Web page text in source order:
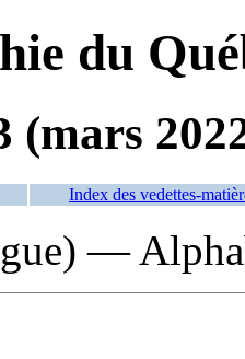
du
(mars
Index des vedettes-
—